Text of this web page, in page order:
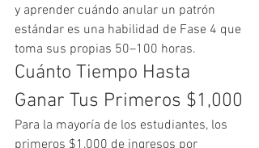
y aprender cuándo anular un patrón
estándar es una habilidad de Fase 4 que
toma sus propias 50–100 horas.
Cuánto Tiempo Hasta
Ganar Tus Primeros $1,000
Para la mayoría de los estudiantes, los
primeros $1,000 de ingresos por